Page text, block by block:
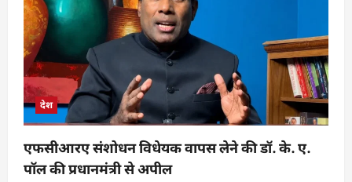
देश
एफसीआरए संशोधन विधेयक वापस लेने की डॉ. के. ए.
पॉल की प्रधानमंत्री से अपील